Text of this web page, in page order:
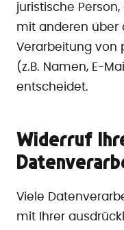
juristische
mit anderen über
Verarbeitung von
(z.B. Namen, E-
entscheidet.
Widerruf
Viele
mit Ihrer